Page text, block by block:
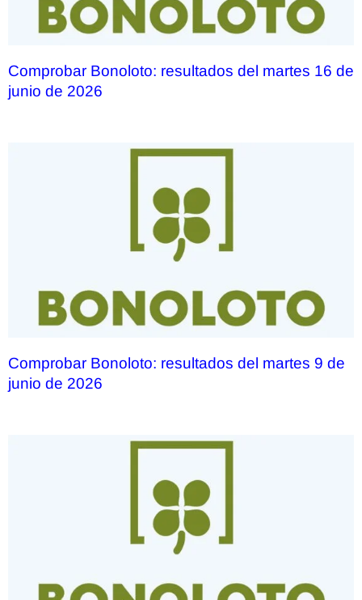
Comprobar Bonoloto: resultados del martes 16 de
junio de 2026
Comprobar Bonoloto: resultados del martes 9 de
junio de 2026